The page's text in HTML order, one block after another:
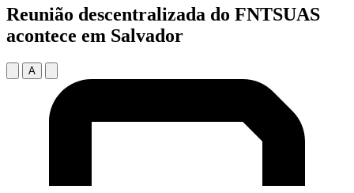
Reunião descentralizada do FNTSUAS
acontece em Salvador
A